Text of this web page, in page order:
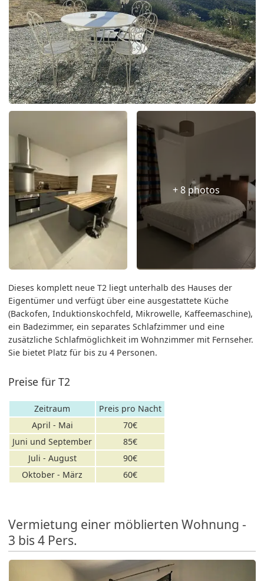
+ 8 photos
Dieses komplett neue T2 liegt unterhalb des Hauses der
Eigentümer und verfügt über eine ausgestattete Küche
(Backofen, Induktionskochfeld, Mikrowelle, Kaffeemaschine),
ein Badezimmer, ein separates Schlafzimmer und eine
zusätzliche Schlafmöglichkeit im Wohnzimmer mit Fernseher.
Sie bietet Platz für bis zu 4 Personen.
Preise für T2
Zeitraum
Preis pro Nacht
April - Mai
70€
Juni und September
85€
Juli - August
90€
Oktober - März
60€
Vermietung einer möblierten Wohnung -
3 bis 4 Pers.